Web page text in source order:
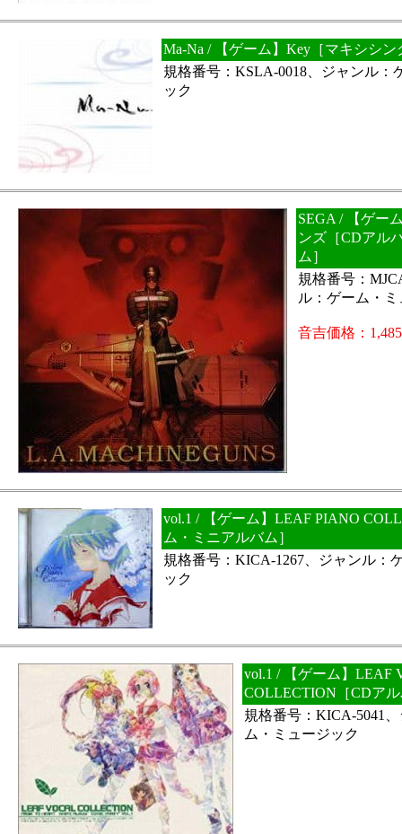
Ma-Na / 【ゲーム】Key［マキシシン
規格番号：KSLA-0018、ジャンル：
ック
SEGA / 【ゲー
ンズ［CDアル
ム］
規格番号：
ル：ゲーム・
音吉価格：
vol.1 / 【ゲーム】LEAF PIANO
ム・ミニアルバム］
規格番号：KICA-1267、ジャンル：
ック
vol.1 / 【ゲーム】LEAF
COLLECTION［CDア
規格番号：KICA-5041
ム・ミュージック